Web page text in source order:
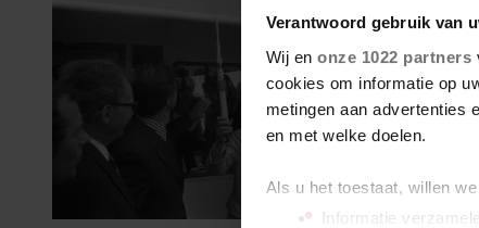
Verantwoord gebruik van
Wij en onze 1022 partners
cookies om informatie op
metingen aan advertenties
en met welke doelen.
Als u het toestaat, willen
Informatie